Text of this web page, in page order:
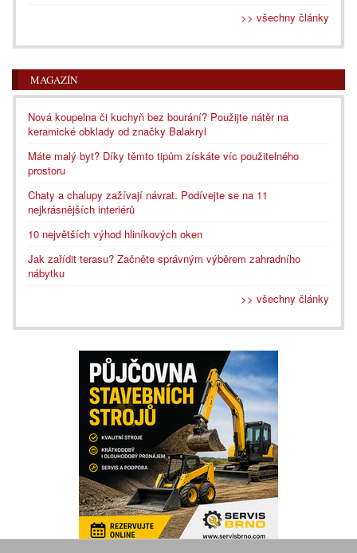
>> všechny články
MAGAZÍN
Nová koupelna či kuchyň bez bourání? Použijte nátěr na
keramické obklady od značky Balakryl
Máte malý byt? Díky těmto tipům získáte víc použitelného
prostoru
Chaty a chalupy zažívají návrat. Podívejte se na 11
nejkrásnějších interiérů
10 největších výhod hliníkových oken
Jak zařídit terasu? Začněte správným výběrem zahradního
nábytku
>> všechny články